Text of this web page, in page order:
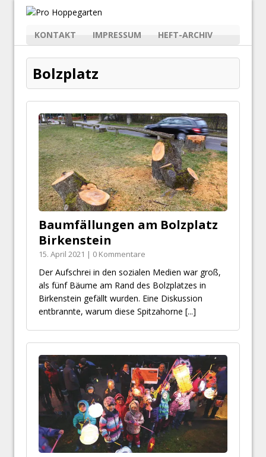
KONTAKT IMPRESSUM HEFT-ARCHIV
Bolzplatz
Baumfällungen am Bolzplatz
Birkenstein
15. April 2021 | 0 Kommentare
Der Aufschrei in den sozialen Medien war groß,
als fünf Bäume am Rand des Bolzplatzes in
Birkenstein gefällt wurden. Eine Diskussion
entbrannte, warum diese Spitzahorne [...]